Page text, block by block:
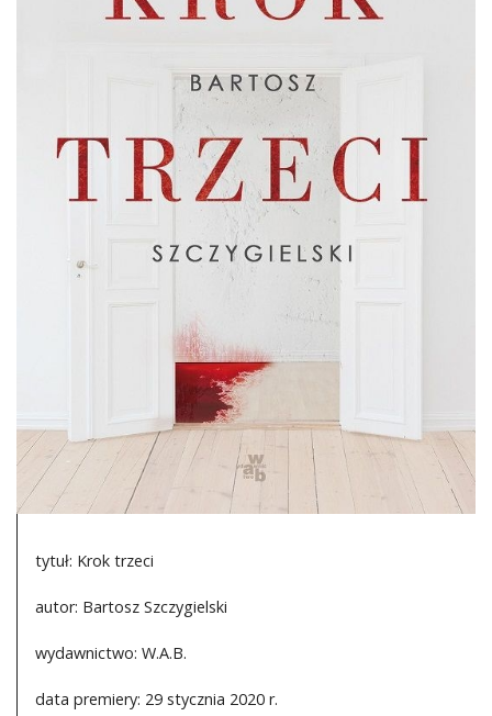
RECENZJE
KONTAKT
tytuł: Krok trzeci
autor: Bartosz Szczygielski
wydawnictwo: W.A.B.
data premiery: 29 stycznia 2020 r.